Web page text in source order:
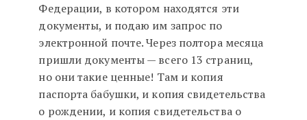
Федерации, в котором находятся эти
документы, и подаю им запрос по
электронной почте. Через полтора месяца
пришли документы — всего 13 страниц,
но они такие ценные! Там и копия
паспорта бабушки, и копия свидетельства
о рождении, и копия свидетельства о